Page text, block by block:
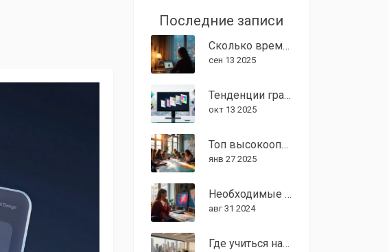
Последние записи
Сколько времени нужно, чтобы стать графическим дизайнером: реальные сроки и план 2025
сен 13 2025
Тенденции графического дизайна: как быстро они меняются
окт 13 2025
Топ высокооплачиваемых направлений в графическом дизайне
янв 27 2025
Необходимые знания для графического дизайнера
авг 31 2024
Где учиться на графического дизайнера в США: лучшие вузы, стоимость и советы для иностранцев